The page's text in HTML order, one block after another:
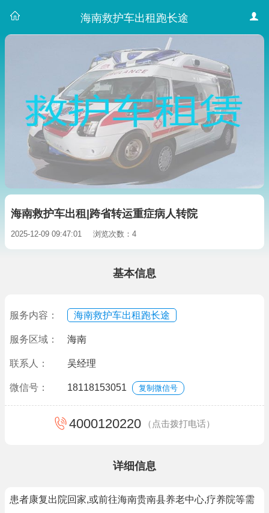
海南救护车出租跑长途
海南救护车出租|跨省转运重症病人转院
2025-12-09 09:47:01 浏览次数：4
基本信息
服务内容： 海南救护车出租跑长途
服务区域： 海南
联系人： 吴经理
微信号： 18118153051 复制微信号
4000120220 （点击拨打电话）
详细信息
患者康复出院回家,或前往海南贵南县养老中心,疗养院等需